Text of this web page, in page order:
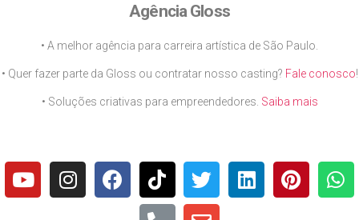
Agência Gloss
• A melhor agência para carreira artística de São Paulo.
• Quer fazer parte da Gloss ou contratar nosso casting? Fale conosco!
• Soluções criativas para empreendedores. Saiba mais